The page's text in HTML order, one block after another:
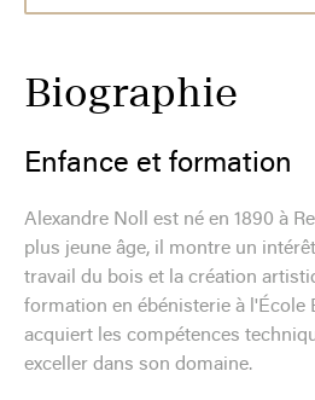
Biographie
Enfance et formation
Alexandre Noll est né en 1890 à
plus jeune âge, il montre un
travail du bois et la création
formation en ébénisterie à l'École
acquiert les compétences
exceller dans son domaine.